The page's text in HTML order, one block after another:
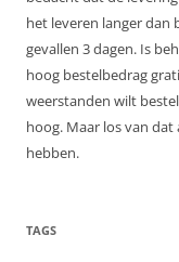
het leveren langer dan
gevallen 3 dagen. Is
hoog bestelbedrag
weerstanden wilt
hoog. Maar los van dat
hebben.
TAGS